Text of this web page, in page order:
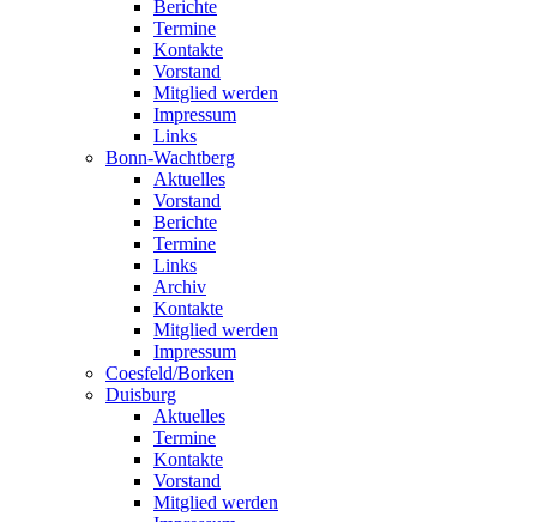
Berichte
Termine
Kontakte
Vorstand
Mitglied werden
Impressum
Links
Bonn-Wachtberg
Aktuelles
Vorstand
Berichte
Termine
Links
Archiv
Kontakte
Mitglied werden
Impressum
Coesfeld/Borken
Duisburg
Aktuelles
Termine
Kontakte
Vorstand
Mitglied werden